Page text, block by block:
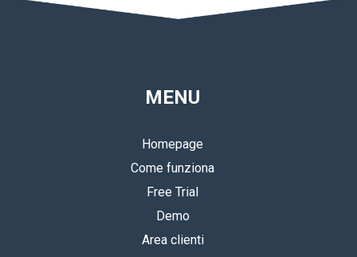
MENU
Homepage
Come funziona
Free Trial
Demo
Area clienti